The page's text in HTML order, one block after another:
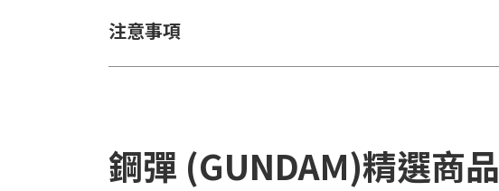
注意事項
鋼彈 (GUNDAM)精選商品